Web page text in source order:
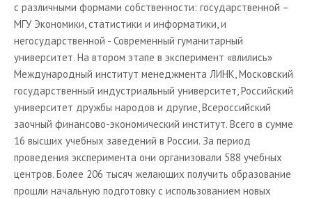
с различными формами собственности: государственной –
МГУ Экономики, статистики и информатики, и
негосударственной - Современный гуманитарный
университет. На втором этапе в эксперимент «влились»
Международный институт менеджмента ЛИНК, Московский
государственный индустриальный университет, Российский
университет дружбы народов и другие, Всероссийский
заочный финансово-экономический институт. Всего в сумме
16 высших учебных заведений в России. За период
проведения эксперимента они организовали 588 учебных
центров. Более 206 тысяч желающих получить образование
прошли начальную подготовку с использованием новых